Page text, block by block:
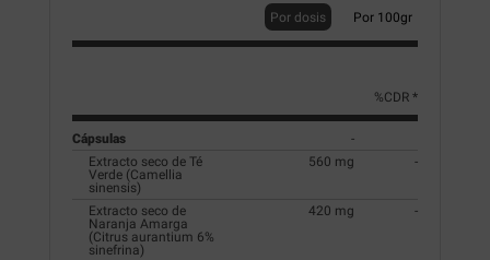
Por dosis Por 100gr
%CDR *
Cápsulas
-
Extracto seco de Té
Verde (Camellia
sinensis)
560 mg -
Extracto seco de
Naranja Amarga
(Citrus aurantium 6%
sinefrina)
420 mg -